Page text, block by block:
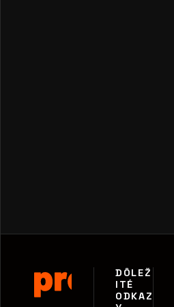
DÔLEŽ
ITÉ
ODKAZ